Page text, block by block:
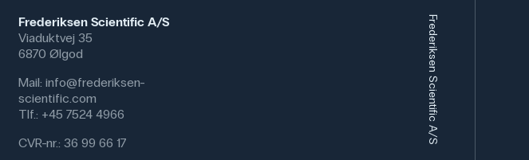
Anvendelse af produktet
Kittelen bruges typisk i undervisningssammenhænge i fag som kemi, biologi og
beskytter brugerens tøj og hud mod stænk og snavs og skaber samtidig en tydelig
markering af laboratorieetikette og sikkerhed.
medicinalindustrien og hos tandlæger eller teknikere, hvor beskyttende
Frederiksen Scientific A/S
Viaduktvej 35
6870 Ølgod
Mail: info@frederiksen-
scientific.com
Tlf.: +45 7524 4966
CVR-nr.: 36 99 66 17
Frederiksen Scientific A/S